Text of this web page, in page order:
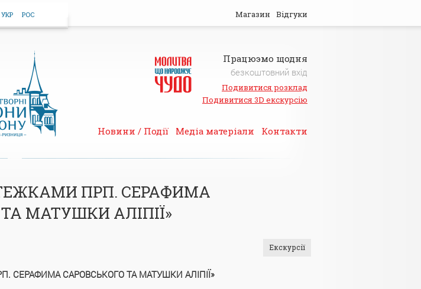
УКР РОС Відгуки
Магазин
Працюэмо щодня
безкоштовний вхід
Подивитися розклад
Подивитися 3D екскурсію
Контакти
Медіа матеріали
Новини / Події
ПРП. СЕРАФИМА
МАТУШКИ АЛІПІЇ»
Екскурсії
СЕРАФИМА САРОВСЬКОГО ТА МАТУШКИ АЛІПІЇ»